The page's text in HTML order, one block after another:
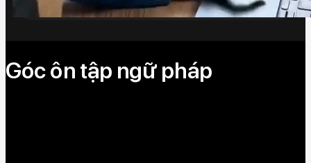
Góc ôn tập ngữ pháp